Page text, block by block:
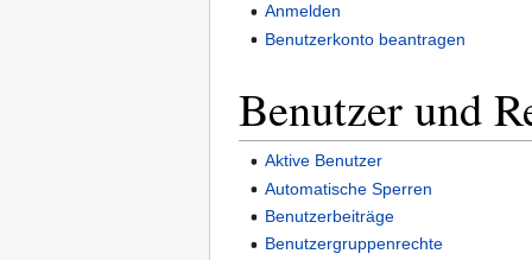
Anmelden
Benutzerkonto beantragen
Benutzer und
Aktive Benutzer
Automatische Sperren
Benutzerbeiträge
Benutzergruppenrechte